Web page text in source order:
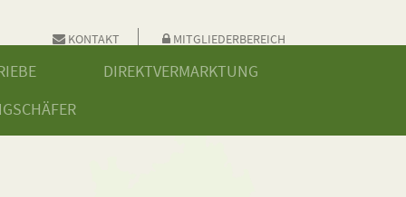
KONTAKT MITGLIEDERBEREICH
DIREKTVERMARKTUNG